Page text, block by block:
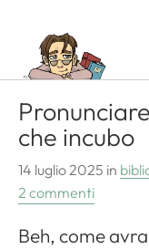
che incubo
14 luglio 2025 in
2 commenti
Beh, come